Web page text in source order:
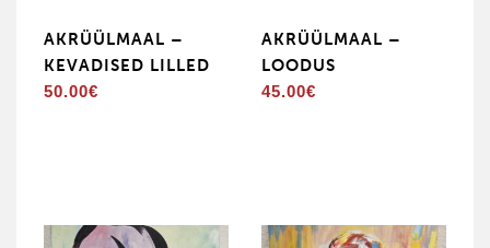
AKRÜÜLMAAL –
KEVADISED LILLED
50.00€
AKRÜÜLMAAL –
LOODUS
45.00€